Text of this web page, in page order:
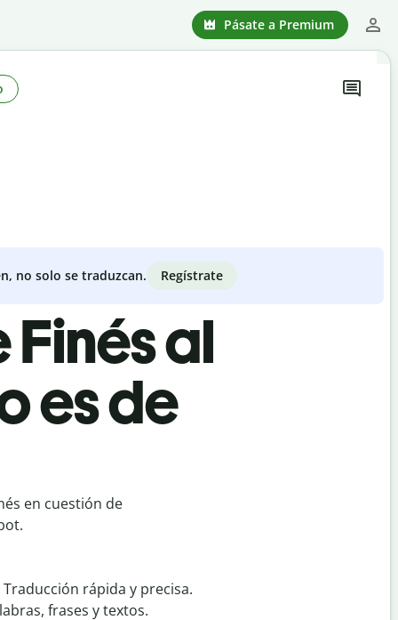
Pásate a Premium
no solo se traduzcan. Regístrate
al
es de
en cuestión de
Traducción rápida y precisa.
frases y textos.